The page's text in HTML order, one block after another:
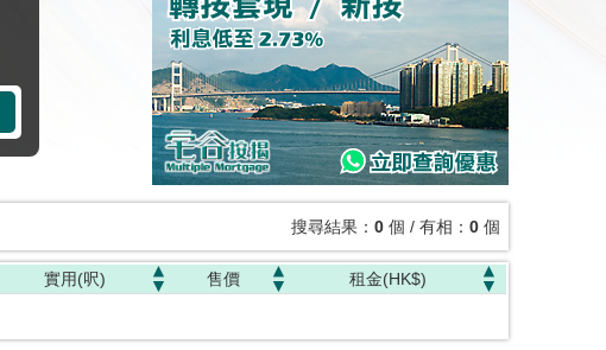
搜尋結果： 0 個 / 有相： 0 個
實用(呎) 售價
租金(HK$)